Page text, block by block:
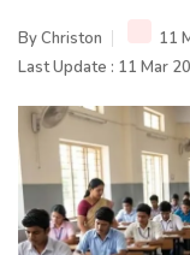
ByChriston
11
Last Update : 11 Mar